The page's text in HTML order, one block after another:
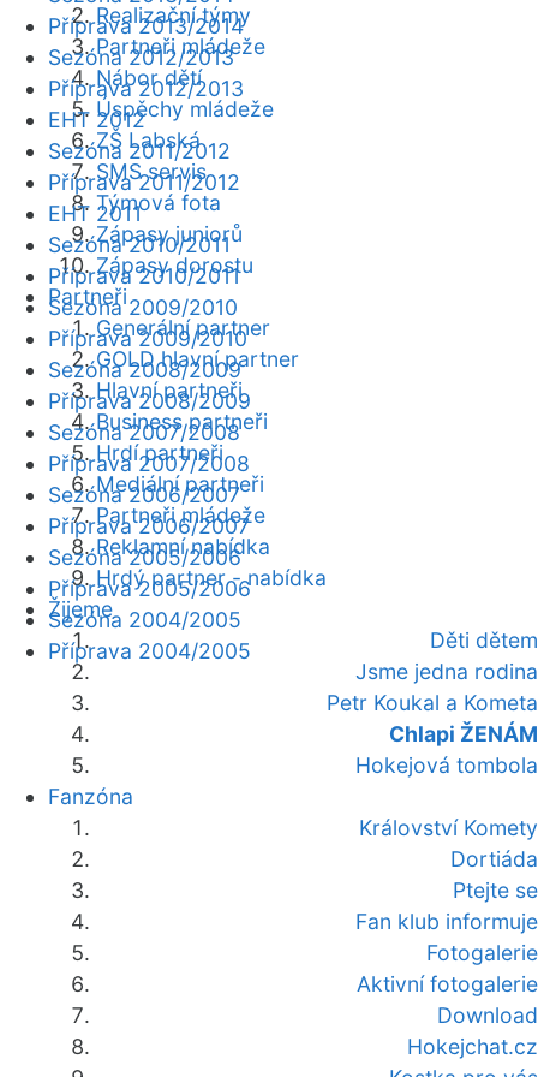
Realizační týmy
Partneři mládeže
Nábor dětí
Úspěchy mládeže
ZŠ Labská
SMS servis
Týmová fota
Zápasy juniorů
Zápasy dorostu
Partneři
Generální partner
GOLD hlavní partner
Hlavní partneři
Business partneři
Hrdí partneři
Mediální partneři
Partneři mládeže
Reklamní nabídka
Hrdý partner - nabídka
Žijeme
Děti dětem
Jsme jedna rodina
Petr Koukal a Kometa
Chlapi ŽENÁM
Hokejová tombola
Fanzóna
Království Komety
Dortiáda
Ptejte se
Fan klub informuje
Fotogalerie
Aktivní fotogalerie
Download
Hokejchat.cz
Příprava 2013/2014
Sezóna 2012/2013
Příprava 2012/2013
EHT 2012
Sezóna 2011/2012
Příprava 2011/2012
EHT 2011
Sezóna 2010/2011
Příprava 2010/2011
Sezóna 2009/2010
Příprava 2009/2010
Sezóna 2008/2009
Příprava 2008/2009
Sezóna 2007/2008
Příprava 2007/2008
Sezóna 2006/2007
Příprava 2006/2007
Sezóna 2005/2006
Příprava 2005/2006
Sezóna 2004/2005
Příprava 2004/2005